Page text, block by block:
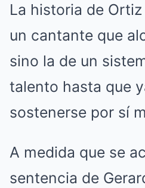
La historia de
un cantante que
sino la de un
talento hasta que
sostenerse por sí
A medida que se
sentencia de